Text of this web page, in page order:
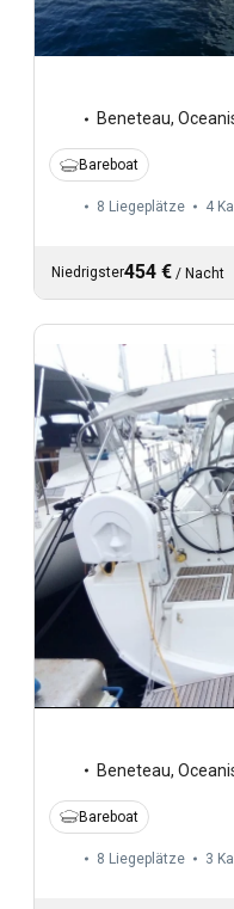
Beneteau,
Bareboat
8 Liegeplätze 4
Niedrigster454 € / Nacht
Beneteau,
Bareboat
8 Liegeplätze 3